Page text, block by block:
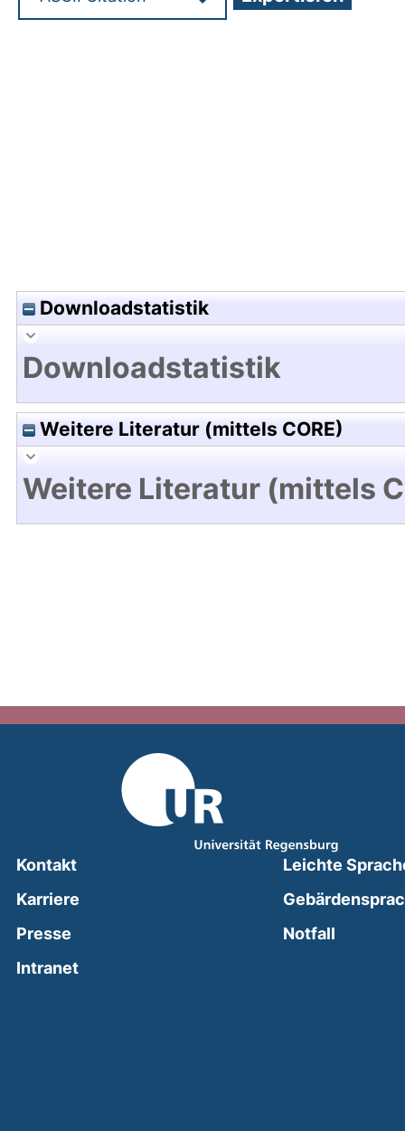
Downloadstatistik
Downloadstatistik
Weitere Literatur (mittels CORE)
Weitere Literatur (mittels
Kontakt
Karriere
Presse
Intranet(external link, opens in a new window)
Leichte
Notfall